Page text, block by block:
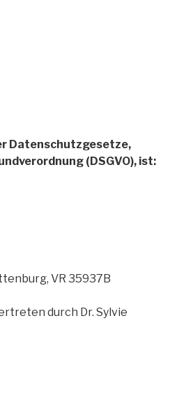
Datenschutzgesetze,
(DSGVO), ist:
VR 35937B
durch Dr. Sylvie